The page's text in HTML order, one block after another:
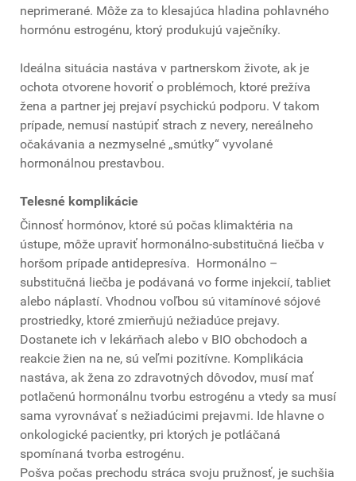
neprimerané. Môže za to klesajúca hladina pohlavného
hormónu estrogénu, ktorý produkujú vaječníky.
Ideálna situácia nastáva v partnerskom živote, ak je
ochota otvorene hovoriť o problémoch, ktoré prežíva
žena a partner jej prejaví psychickú podporu. V takom
prípade, nemusí nastúpiť strach z nevery, nereálneho
očakávania a nezmyselné „smútky“ vyvolané
hormonálnou prestavbou.
Telesné komplikácie
Činnosť hormónov, ktoré sú počas klimaktéria na
ústupe, môže upraviť hormonálno-substitučná liečba v
horšom prípade antidepresíva. Hormonálno –
substitučná liečba je podávaná vo forme injekcií, tabliet
alebo náplastí. Vhodnou voľbou sú vitamínové sójové
prostriedky, ktoré zmierňujú nežiadúce prejavy.
Dostanete ich v lekárňach alebo v BIO obchodoch a
reakcie žien na ne, sú veľmi pozitívne. Komplikácia
nastáva, ak žena zo zdravotných dôvodov, musí mať
potlačenú hormonálnu tvorbu estrogénu a vtedy sa musí
sama vyrovnávať s nežiadúcimi prejavmi. Ide hlavne o
onkologické pacientky, pri ktorých je potláčaná
spomínaná tvorba estrogénu.
Pošva počas prechodu stráca svoju pružnosť, je suchšia